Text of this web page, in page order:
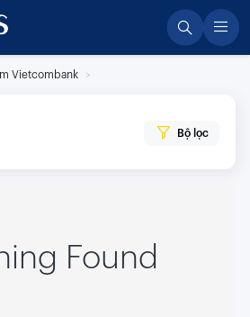
Vietcombank
Bộ lọc
Found